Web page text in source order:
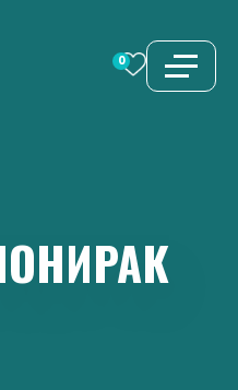
0